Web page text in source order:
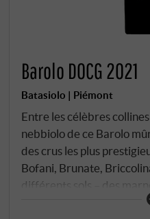
Barolo DOCG 2021
Batasiolo | Piémont
Entre les célèbres
nebbiolo de ce Barolo
des crus les plus
Bofani, Brunate,
différents sols – des
sablo-calcaires de